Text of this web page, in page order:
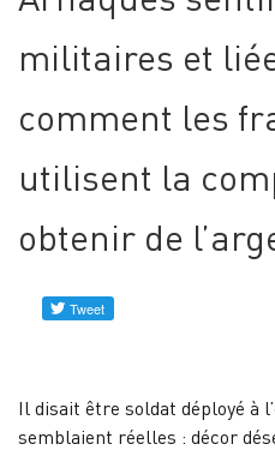
Contacez-
militaires et
comment les
utilisent la
obtenir de
Il disait être soldat déployé à
semblaient réelles : décor